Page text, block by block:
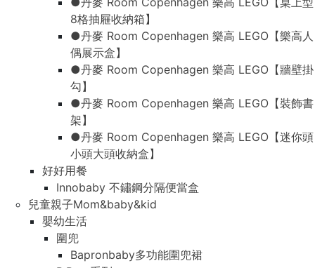
8格抽屜收納箱】
●丹麥 Room Copenhagen 樂高 LEGO【樂高人
偶展示盒】
●丹麥 Room Copenhagen 樂高 LEGO【牆壁掛
勾】
●丹麥 Room Copenhagen 樂高 LEGO【裝飾書
架】
●丹麥 Room Copenhagen 樂高 LEGO【迷你頭
小頭大頭收納盒】
好好用餐
Innobaby 不鏽鋼分隔便當盒
兒童親子Mom&baby&kid
嬰幼生活
圍兜
Bapronbaby多功能圍兜裙